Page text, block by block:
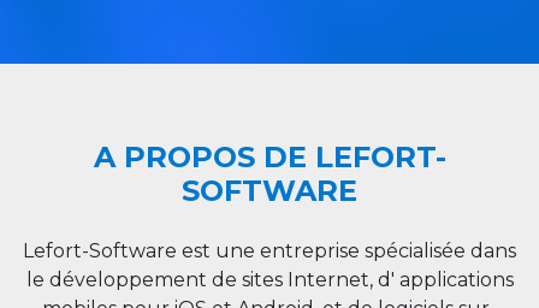
A PROPOS DE LEFORT-
SOFTWARE
Lefort-Software est une entreprise spécialisée dans
le développement de sites Internet, d' applications